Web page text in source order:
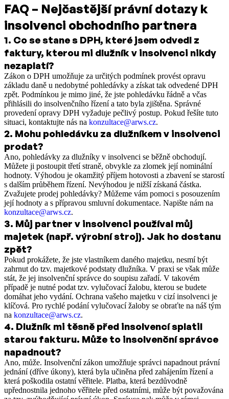
FAQ – Nejčastější právní dotazy k
insolvenci obchodního partnera
1. Co se stane s DPH, které jsem odvedl z
faktury, kterou mi dlužník v insolvenci nikdy
nezaplatí?
Zákon o DPH umožňuje za určitých podmínek provést opravu
základu daně u nedobytné pohledávky a získat tak odvedené DPH
zpět. Podmínkou je mimo jiné, že jste pohledávku řádně a včas
přihlásili do insolvenčního řízení a tato byla zjištěna. Správné
provedení opravy DPH vyžaduje pečlivý postup. Pokud řešíte tuto
situaci, kontaktujte nás na konzultace@arws.cz.
2. Mohu pohledávku za dlužníkem v insolvenci
prodat?
Ano, pohledávky za dlužníky v insolvenci se běžně obchodují.
Můžete ji postoupit třetí straně, obvykle za zlomek její nominální
hodnoty. Výhodou je okamžitý příjem hotovosti a zbavení se starostí
s dalším průběhem řízení. Nevýhodou je nižší získaná částka.
Zvažujete prodej pohledávky? Můžeme vám pomoci s posouzením
její hodnoty a s přípravou smluvní dokumentace. Napište nám na
konzultace@arws.cz.
3. Můj partner v insolvenci používal můj
majetek (např. výrobní stroj). Jak ho dostanu
zpět?
Pokud prokážete, že jste vlastníkem daného majetku, nesmí být
zahrnut do tzv. majetkové podstaty dlužníka. V praxi se však může
stát, že jej insolvenční správce do soupisu zařadí. V takovém
případě je nutné podat tzv. vylučovací žalobu, kterou se budete
domáhat jeho vydání. Ochrana vašeho majetku v cizí insolvenci je
klíčová. Pro rychlé podání vylučovací žaloby se obraťte na náš tým
na konzultace@arws.cz.
4. Dlužník mi těsně před insolvencí splatil
starou fakturu. Může to insolvenční správce
napadnout?
Ano, může. Insolvenční zákon umožňuje správci napadnout právní
jednání (dříve úkony), která byla učiněna před zahájením řízení a
která poškodila ostatní věřitele. Platba, která bezdůvodně
upřednostnila jednoho věřitele před ostatními, může být považována